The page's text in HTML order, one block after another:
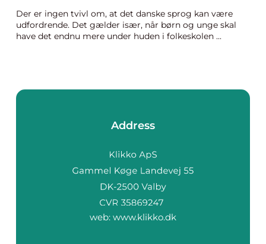
Der er ingen tvivl om, at det danske sprog kan være
udfordrende. Det gælder især, når børn og unge skal
have det endnu mere under huden i folkeskolen ...
Address
web: www.klikko.dk